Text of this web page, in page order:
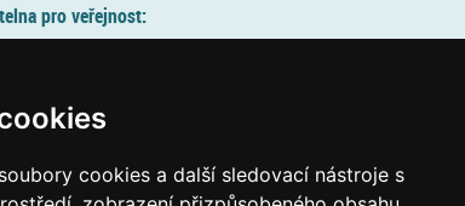
cookies a další sledovací nástroje s
pro veřejnost: